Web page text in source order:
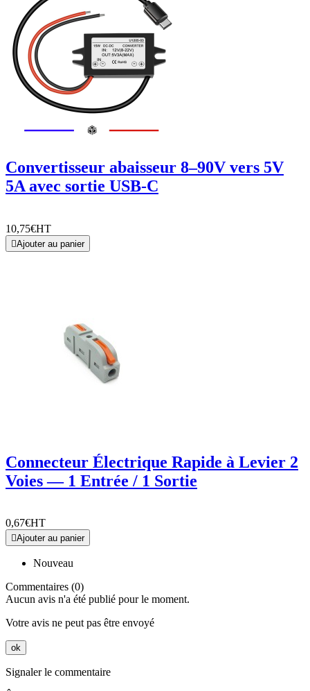
Convertisseur abaisseur 8–90V vers 5V
5A avec sortie USB-C
10,75€HT
Ajouter au panier
Connecteur Électrique Rapide à Levier 2
Voies — 1 Entrée / 1 Sortie
0,67€HT
Ajouter au panier
Nouveau
Commentaires (0)
Aucun avis n'a été publié pour le moment.
Votre avis ne peut pas être envoyé
ok
Signaler le commentaire